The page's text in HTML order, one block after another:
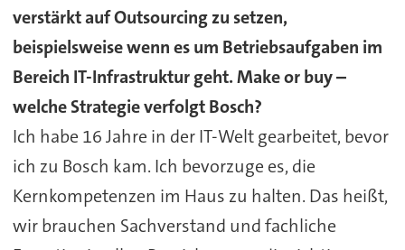
verstärkt auf Outsourcing zu setzen,
beispielsweise wenn es um Betriebsaufgaben im
Bereich IT-Infrastruktur geht. Make or buy –
welche Strategie verfolgt Bosch?
Ich habe 16 Jahre in der IT-Welt gearbeitet, bevor
ich zu Bosch kam. Ich bevorzuge es, die
Kernkompetenzen im Haus zu halten. Das heißt,
wir brauchen Sachverstand und fachliche